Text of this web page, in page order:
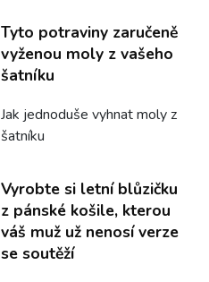
Tyto potraviny zaručeně
vyženou moly z vašeho
šatníku
Jak jednoduše vyhnat moly z
šatníku
Vyrobte si letní blůzičku
z pánské košile, kterou
váš muž už nenosí verze
se soutěží